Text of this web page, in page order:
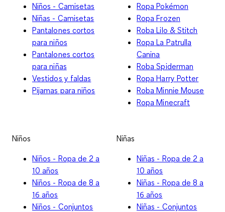
Niños - Camisetas
Niñas - Camisetas
Pantalones cortos
para niños
Pantalones cortos
para niñas
Vestidos y faldas
Pijamas para niños
Ropa Pokémon
Ropa Frozen
Roba Lilo & Stitch
Ropa La Patrulla
Canina
Roba Spiderman
Ropa Harry Potter
Roba Minnie Mouse
Ropa Minecraft
Niños
Niños - Ropa de 2 a
10 años
Niños - Ropa de 8 a
16 años
Niños - Conjuntos
Niñas
Niñas - Ropa de 2 a
10 años
Niñas - Ropa de 8 a
16 años
Niñas - Conjuntos